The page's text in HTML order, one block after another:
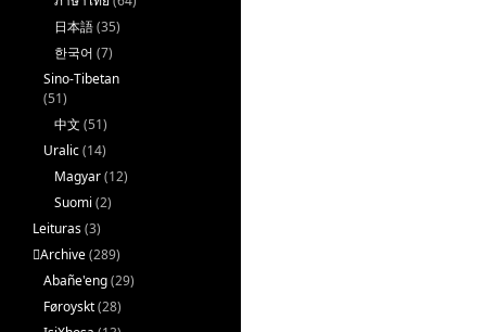
日本語(35)
한국어 (7)
Sino-Tibetan
(51)
中文 (51)
Uralic(14)
Magyar(12)
Suomi (2)
Leituras(3)
􏿽Archive(289)
Abañe'eng(29)
Føroyskt(28)